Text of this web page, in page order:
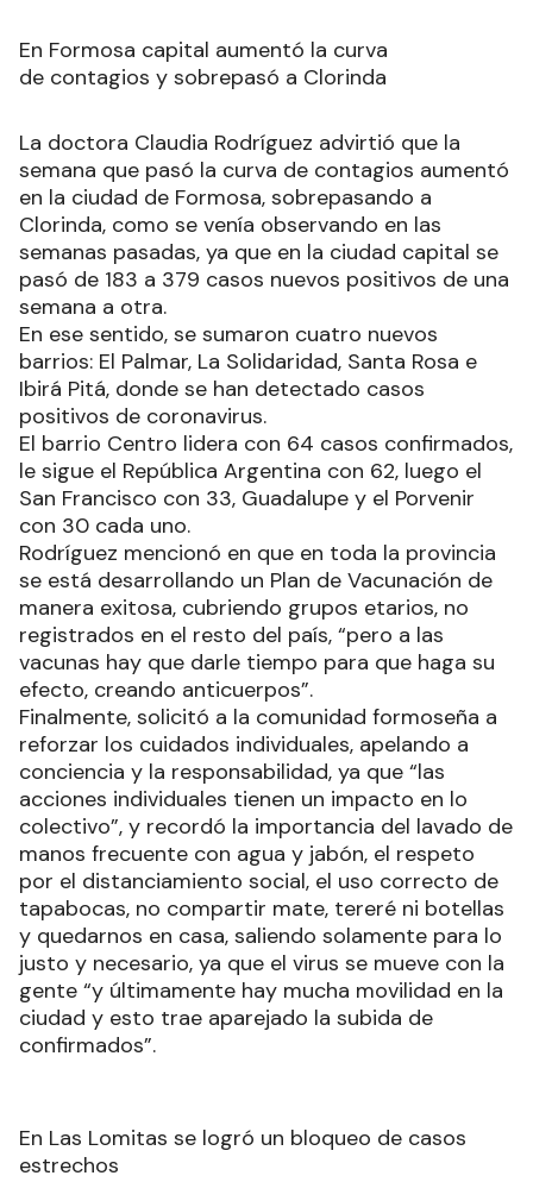
En Formosa capital aumentó la curva
de contagios y sobrepasó a Clorinda
La doctora Claudia Rodríguez advirtió que la
semana que pasó la curva de contagios aumentó
en la ciudad de Formosa, sobrepasando a
Clorinda, como se venía observando en las
semanas pasadas, ya que en la ciudad capital se
pasó de 183 a 379 casos nuevos positivos de una
semana a otra.
En ese sentido, se sumaron cuatro nuevos
barrios: El Palmar, La Solidaridad, Santa Rosa e
Ibirá Pitá, donde se han detectado casos
positivos de coronavirus.
El barrio Centro lidera con 64 casos confirmados,
le sigue el República Argentina con 62, luego el
San Francisco con 33, Guadalupe y el Porvenir
con 30 cada uno.
Rodríguez mencionó en que en toda la provincia
se está desarrollando un Plan de Vacunación de
manera exitosa, cubriendo grupos etarios, no
registrados en el resto del país, “pero a las
vacunas hay que darle tiempo para que haga su
efecto, creando anticuerpos”.
Finalmente, solicitó a la comunidad formoseña a
reforzar los cuidados individuales, apelando a
conciencia y la responsabilidad, ya que “las
acciones individuales tienen un impacto en lo
colectivo”, y recordó la importancia del lavado de
manos frecuente con agua y jabón, el respeto
por el distanciamiento social, el uso correcto de
tapabocas, no compartir mate, tereré ni botellas
y quedarnos en casa, saliendo solamente para lo
justo y necesario, ya que el virus se mueve con la
gente “y últimamente hay mucha movilidad en la
ciudad y esto trae aparejado la subida de
confirmados”.
En Las Lomitas se logró un bloqueo de casos
estrechos